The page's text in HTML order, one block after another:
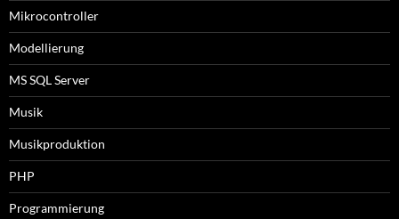
Mikrocontroller
Modellierung
MS SQL Server
Musik
Musikproduktion
PHP
Programmierung